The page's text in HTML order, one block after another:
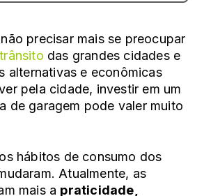
precisar mais se preocupar
trânsito das grandes cidades e
alternativas e econômicas
pela cidade, investir em um
de garagem pode valer muito
hábitos de consumo dos
Atualmente, as
mais a praticidade,